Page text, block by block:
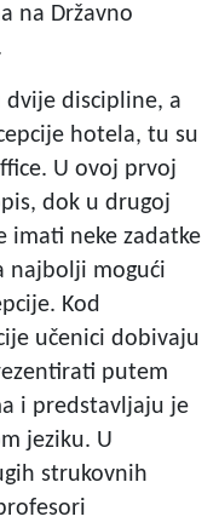
na Državno
dvije discipline, a
hotela, tu su
U ovoj prvoj
dok u drugoj
imati neke zadatke
najbolji mogući
Kod
učenici dobivaju
putem
i predstavljaju je
jeziku. U
strukovnih